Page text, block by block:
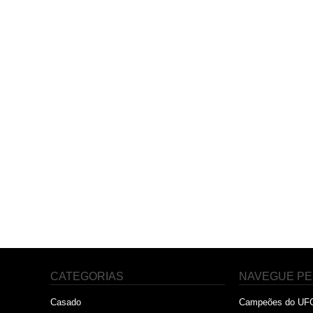
CATEGORIAS
Casado
NAVEGUE
Campeões do